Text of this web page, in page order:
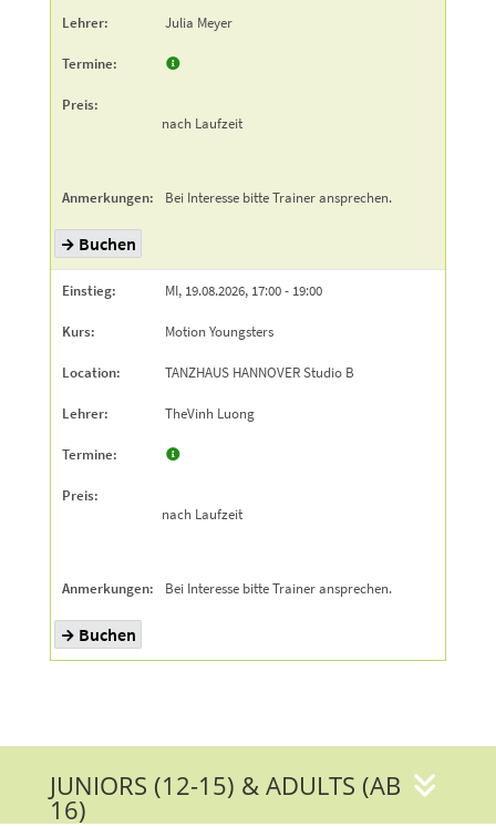
JUNIORS (12-15) & ADULTS (AB
16)